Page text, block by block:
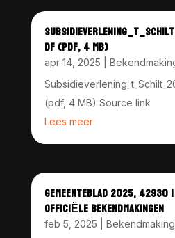
DF (PDF, 4 MB)
apr 14, 2025
(pdf, 4 MB) Source link
Lees meer
GEMEENTEBLAD 2025, 42930 |
OFFICIËLE BEKENDMAKINGEN
feb 5, 2025